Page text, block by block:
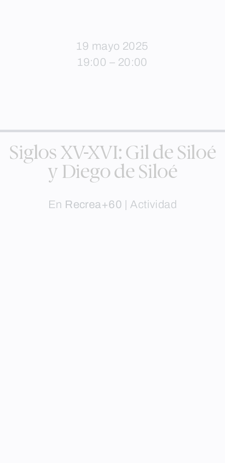
19 mayo 2025
19:00 – 20:00
Siglos XV-XVI: Gil de Siloé
y Diego de Siloé
En Recrea+60 |Actividad